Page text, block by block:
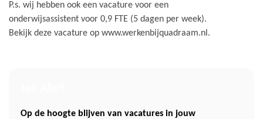
P.s. wij hebben ook een vacature voor een
onderwijsassistent voor 0,9 FTE (5 dagen per week).
Bekijk deze vacature op www.werkenbijquadraam.nl.
Op de hoogte blijven van vacatures in jouw